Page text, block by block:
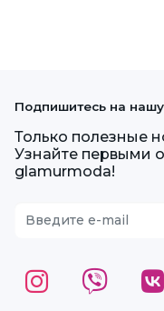
Подпишитесь на
Только полезные
Узнайте первыми
glamurmoda!